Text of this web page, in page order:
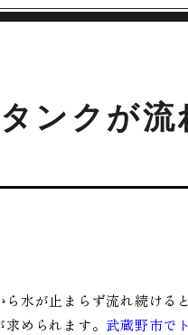
タンクが
ら水が止まらず流れ続け
められます。 武蔵野市で